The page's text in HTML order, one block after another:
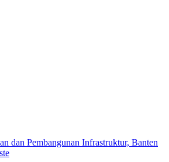
dan Pembangunan Infrastruktur, Banten